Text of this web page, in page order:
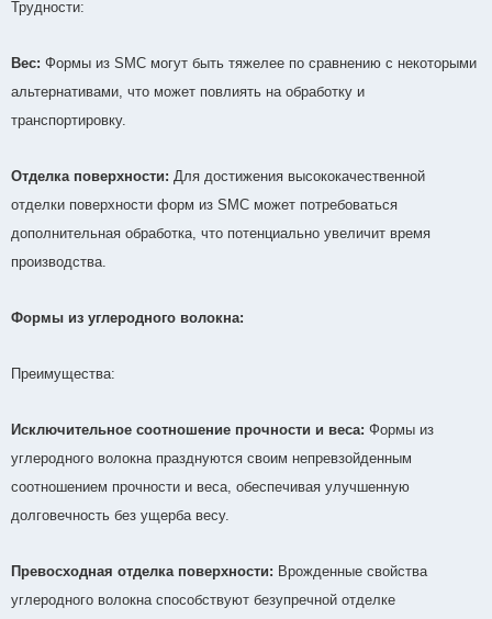
Трудности:
Вес: Формы из SMC могут быть тяжелее по сравнению с некоторыми
альтернативами, что может повлиять на обработку и
транспортировку.
Отделка поверхности: Для достижения высококачественной
отделки поверхности форм из SMC может потребоваться
дополнительная обработка, что потенциально увеличит время
производства.
Формы из углеродного волокна:
Преимущества:
Исключительное соотношение прочности и веса: Формы из
углеродного волокна празднуются своим непревзойденным
соотношением прочности и веса, обеспечивая улучшенную
долговечность без ущерба весу.
Превосходная отделка поверхности: Врожденные свойства
углеродного волокна способствуют безупречной отделке